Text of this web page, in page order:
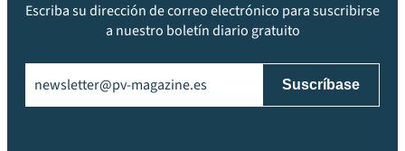
Escriba su dirección de correo electrónico para suscribirse
a nuestro boletín diario gratuito